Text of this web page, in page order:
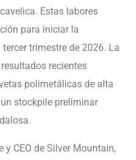
Estas labores
para iniciar la
trimestre de 2026. La
recientes
polimetálicas de alta
stockpile preliminar
y CEO de Silver Mountain,